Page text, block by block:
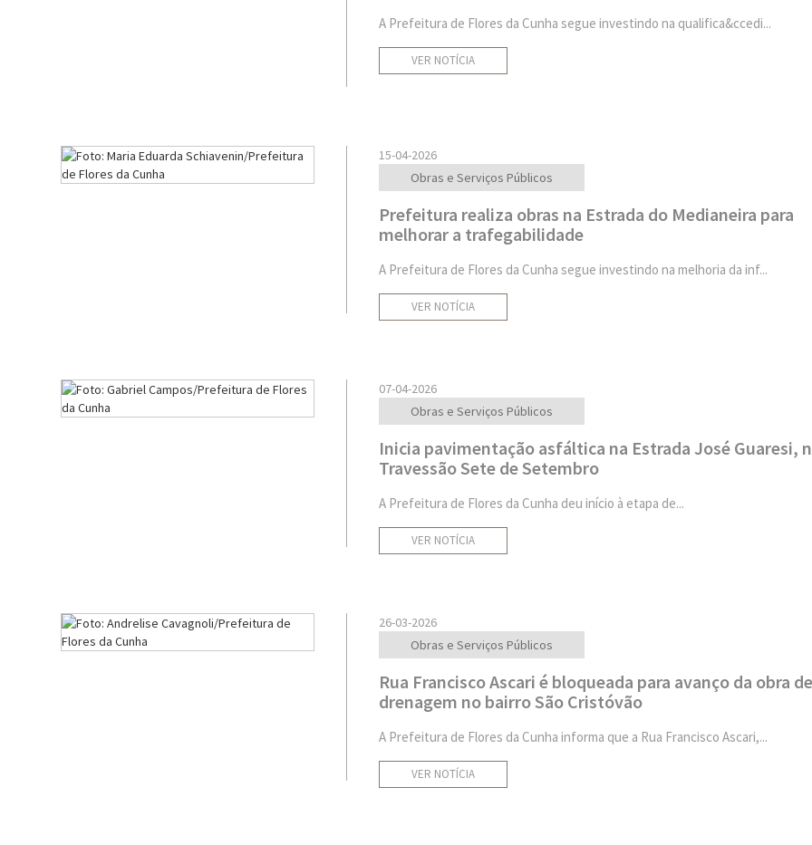
A Prefeitura de Flores da Cunha segue investindo na qualifica&ccedi...
VER NOTÍCIA
15-04-2026
Obras e Serviços Públicos
Prefeitura realiza obras na Estrada do Medianeira para
melhorar a trafegabilidade
A Prefeitura de Flores da Cunha segue investindo na melhoria da inf...
VER NOTÍCIA
07-04-2026
Obras e Serviços Públicos
Inicia pavimentação asfáltica na Estrada José Guaresi,
Travessão Sete de Setembro
A Prefeitura de Flores da Cunha deu início à etapa de...
VER NOTÍCIA
26-03-2026
Obras e Serviços Públicos
Rua Francisco Ascari é bloqueada para avanço da obra de
drenagem no bairro São Cristóvão
A Prefeitura de Flores da Cunha informa que a Rua Francisco Ascari,...
VER NOTÍCIA